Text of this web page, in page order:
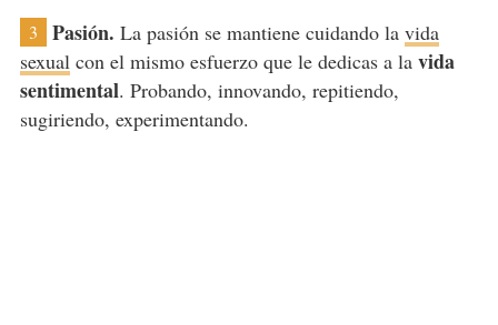
3 Pasión. La pasión se mantiene cuidando la vida
sexualcon el mismo esfuerzo que le dedicas a la vida
sentimental. Probando, innovando, repitiendo,
sugiriendo, experimentando.